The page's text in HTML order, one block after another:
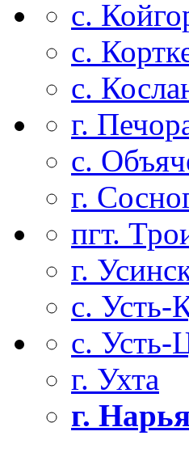
с.
с.
с.
г.
с.
г.
пгт.
г.
с. Усть-
с. Усть-
г. Ухта
г.